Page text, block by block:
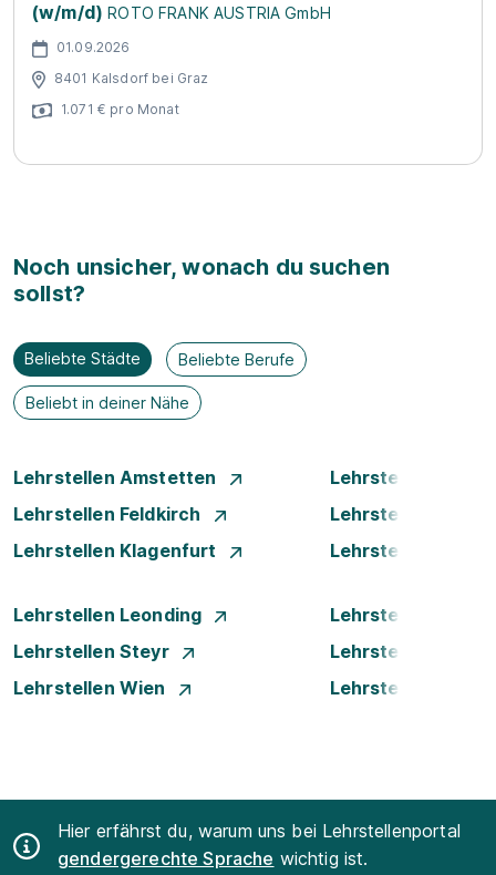
(w/m/d) ROTO FRANK AUSTRIA GmbH
01.09.2026
8401 Kalsdorf bei Graz
1.071 € pro Monat
Noch unsicher, wonach du suchen
sollst?
Beliebte Städte Beliebte Berufe
Beliebt in deiner Nähe
Lehrstellen Amstetten
Lehrstellen
Lehrstellen Feldkirch
Lehrstellen Graz
Lehrstellen Klagenfurt
Lehrstellen
Lehrstellen Leonding
Lehrstellen Linz
Lehrstellen Steyr
Lehrstellen Traun
Lehrstellen Wien
Lehrstellen
Hier erfährst du, warum uns bei Lehrstellenportal
gendergerechte Sprache wichtig ist.